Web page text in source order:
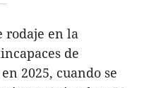
rodaje en la
de
2025, cuando se